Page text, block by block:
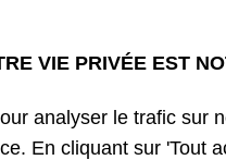
VIE PRIVÉE EST
analyser le trafic sur
En cliquant sur 'Tout